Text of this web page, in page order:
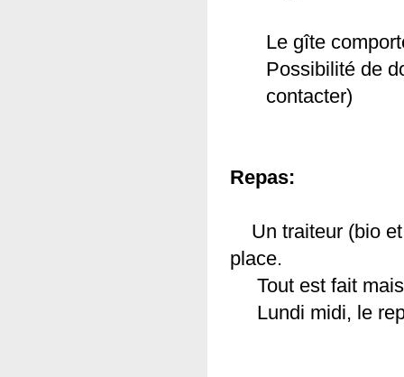
Le gîte
Possibilité de
contacter)
Repas:
Un traiteur (bio et
place.
Tout est fait
Lundi midi, le